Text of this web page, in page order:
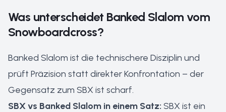
Was unterscheidet Banked Slalom vom
Snowboardcross?
Banked Slalom ist die technischere Disziplin und
prüft Präzision statt direkter Konfrontation – der
Gegensatz zum SBX ist scharf.
SBX vs Banked Slalom in einem Satz: SBX ist ein